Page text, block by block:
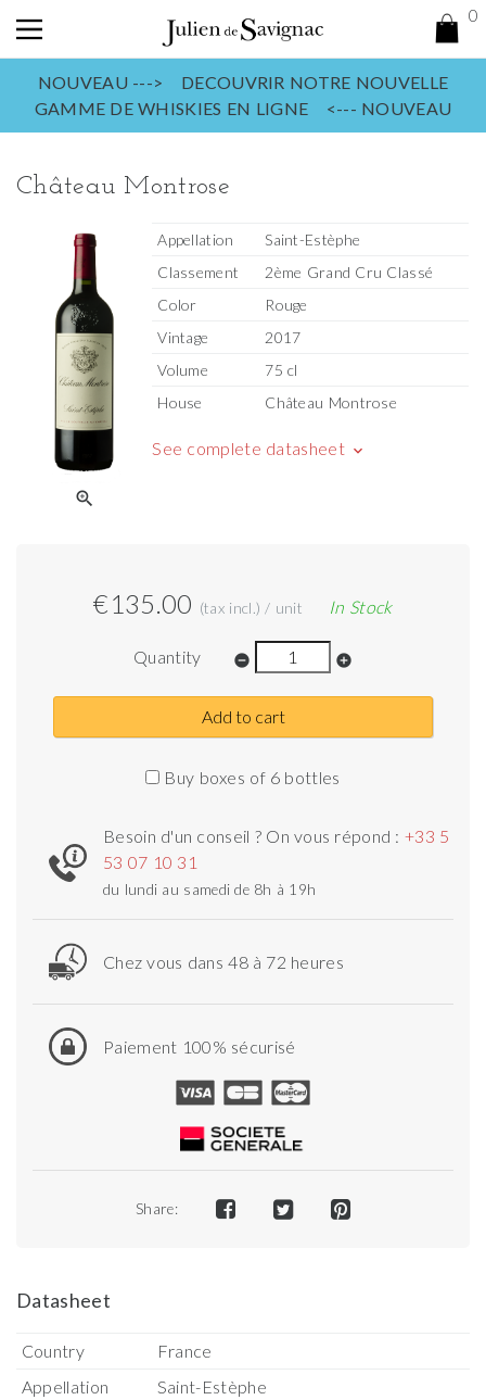
0
NOUVEAU ---> DECOUVRIR NOTRE NOUVELLE
GAMME DE WHISKIES EN LIGNE <--- NOUVEAU
Château Montrose
zoom_in
Appellation
Saint-Estèphe
Classement
2ème Grand Cru Classé
Color
Rouge
Vintage
2017
Volume
75 cl
House
Château Montrose
See complete datasheet keyboard_arrow_down
€135.00 (tax incl.) / unit In Stock
Quantity remove_circle add_circle
Add to cart
Buy boxes of 6 bottles
Besoin d'un conseil ? On vous répond : +33 5
53 07 10 31
du lundi au samedi de 8h à 19h
Chez vous dans 48 à 72 heures
Paiement 100% sécurisé
Share:
Datasheet
Country
France
Appellation
Saint-Estèphe